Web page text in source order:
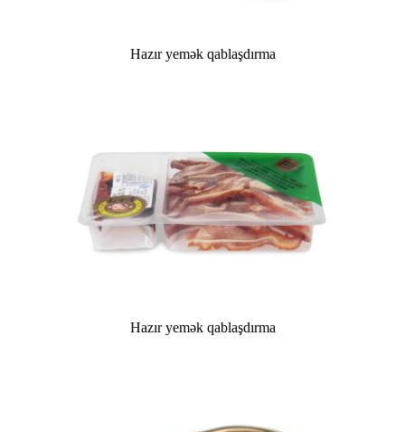
Hazır yemək qablaşdırma
Hazır yemək qablaşdırma